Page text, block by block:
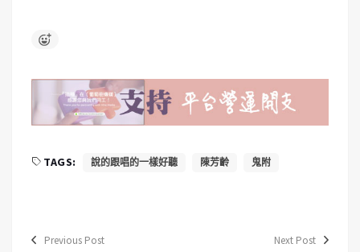
TAGS: 說的跟唱的一樣好聽 陳芳齡 鬼附
Previous Post Next Post